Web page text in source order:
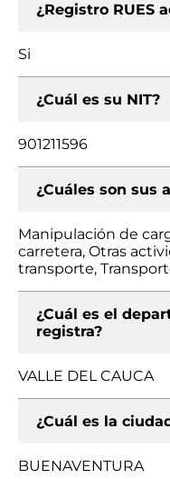
¿Registro RUES
Si
¿Cuál es su NIT?
901211596
¿Cuáles son sus
Manipulación de
carretera, Otras
transporte,
¿Cuál es el
registra?
VALLE DEL CAUCA
¿Cuál es la
BUENAVENTURA